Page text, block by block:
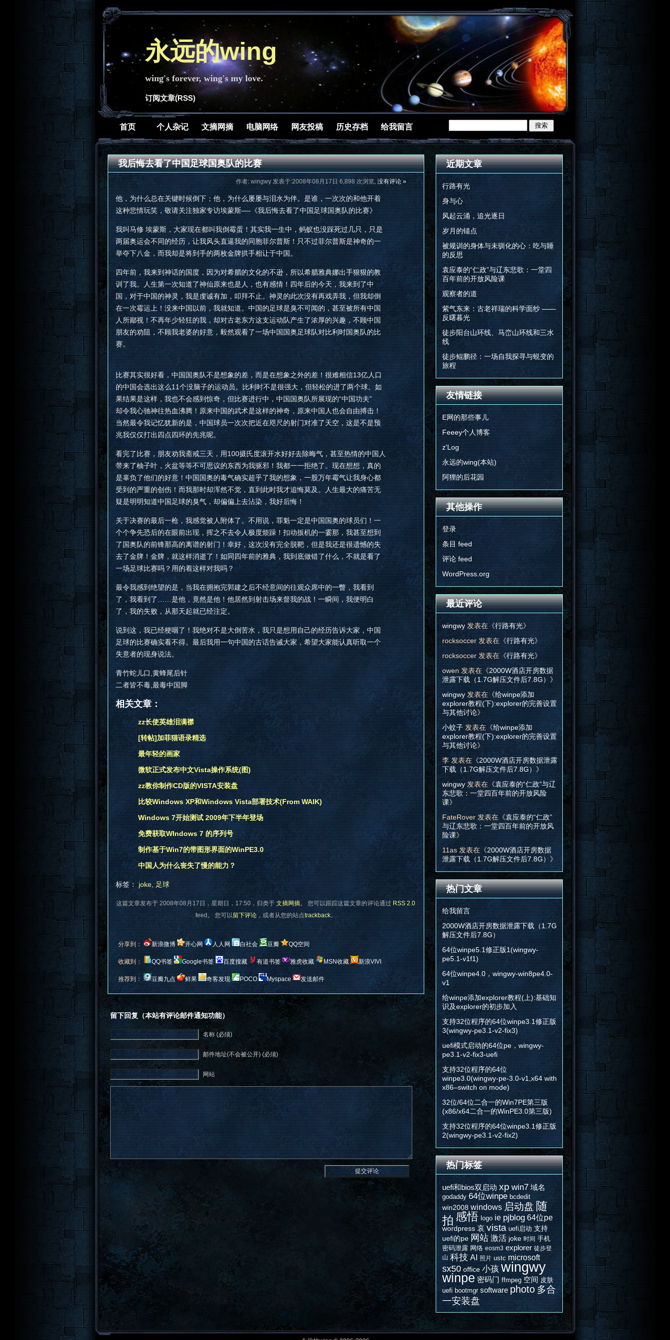
永远的wing
wing's forever, wing's my love.
订阅文章(RSS)
首页 个人杂记 文摘网摘 电脑网络 网友投稿 历史存档 给我留言
我后悔去看了中国足球国奥队的比赛
作者: wingwy 发表于:2008年08月17日 6,898 次浏览, 没有评论 »
他，为什么总在关键时候倒下；他，为什么屡屡与泪水为伴。是谁，一次次的和他开着
这种悲情玩笑，敬请关注独家专访埃蒙斯—-《我后悔去看了中国足球国奥队的比赛》
我叫马修 埃蒙斯，大家现在都叫我倒霉蛋！其实我一生中，蚂蚁也没踩死过几只，只是
两届奥运会不同的经历，让我风头直逼我的同胞菲尔普斯！只不过菲尔普斯是神奇的一
举夺下八金，而我却是将到手的两枚金牌拱手相让于中国。
四年前，我来到神话的国度，因为对希腊的文化的不逊，所以希腊雅典娜出手狠狠的教
训了我。人生第一次知道了神仙原来也是人，也有感情！四年后的今天，我来到了中
国，对于中国的神灵，我是虔诚有加，叩拜不止。神灵的此次没有再戏弄我，但我却倒
在一次霉运上！没来中国以前，我就知道。中国的足球是臭不可闻的，甚至被所有中国
人所鄙视！不再年少轻狂的我，却对古老东方这支运动队产生了浓厚的兴趣，不顾中国
朋友的劝阻，不顾我老婆的好意，毅然观看了一场中国国奥足球队对比利时国奥队的比
赛。
比赛其实很好看，中国国奥队不是想象的差，而是在想象之外的差！很难相信13亿人口
的中国会选出这么11个没脑子的运动员。比利时不是很强大，但轻松的进了两个球。如
果结果是这样，我也不会感到惊奇，但比赛进行中，中国国奥队所展现的“中国功夫”
却令我心驰神往热血沸腾！原来中国的武术是这样的神奇，原来中国人也会自由搏击！
当然最令我记忆犹新的是，中国球员一次次把近在咫尺的射门对准了天空，这是不是预
兆我仅仅打出四点四环的先兆呢。
看完了比赛，朋友劝我斋戒三天，用100摄氏度滚开水好好去除晦气，甚至热情的中国人
带来了柚子叶，火盆等等不可思议的东西为我驱邪！我都一一拒绝了。现在想想，真的
是辜负了他们的好意！中国国奥的毒气确实超乎了我的想象，一股万年霉气让我身心都
受到的严重的创伤！而我那时却浑然不觉，直到此时我才追悔莫及。人生最大的痛苦无
疑是明明知道中国足球的臭气，却偏偏上去沾染，我好后悔！
关于决赛的最后一枪，我感觉被人附体了。不用说，罪魁一定是中国国奥的球员们！一
个个争先恐后的在眼前出现，挥之不去令人极度烦躁！扣动扳机的一霎那，我甚至想到
了国奥队的前锋那高的离谱的射门！幸好，这次没有完全脱靶，但是我还是很遗憾的失
去了金牌！金牌，就这样消逝了！如同四年前的雅典，我到底做错了什么，不就是看了
一场足球比赛吗？用的着这样对我吗？
最令我感到绝望的是，当我在拥抱完郭建之后不经意间的往观众席中的一瞥，我看到
了，我看到了……是他，竟然是他！他居然到射击场来督我的战！一瞬间，我便明白
了，我的失败，从那天起就已经注定。
说到这，我已经梗咽了！我绝对不是大倒苦水，我只是想用自己的经历告诉大家，中国
足球的比赛确实看不得。最后我用一句中国的古话告诫大家，希望大家能认真听取一个
失意者的现身说法。
青竹蛇儿口,黄蜂尾后针
二者皆不毒,最毒中国脚
相关文章：
zz长使英雄泪满襟
[转帖]加菲猫语录精选
最年轻的画家
微软正式发布中文Vista操作系统(图)
zz教你制作CD版的VISTA安装盘
比较Windows XP和Windows Vista部署技术(From WAIK)
Windows 7开始测试 2009年下半年登场
免费获取WIndows 7 的序列号
制作基于Win7的带图形界面的WinPE3.0
中国人为什么丧失了慢的能力？
标签： joke, 足球
这篇文章发布于 2008年08月17日，星期日，17:50，归类于 文摘网摘。 您可以跟踪这篇文章的评论通过 RSS 2.0
feed。 您可以留下评论，或者从您的站点trackback。
分享到： 新浪微博 开心网 人人网 白社会 豆瓣 QQ空间
收藏到： QQ书签 Google书签 百度搜藏 有道书签 雅虎收藏 MSN收藏 新浪VIVI
推荐到： 豆瓣九点 鲜果 奇客发现 POCO Myspace 发送邮件
留下回复（本站有评论邮件通知功能）
名称 (必须)
邮件地址(不会被公开) (必须)
网站
近期文章
行路有光
身与心
风起云涌，追光逐日
岁月的锚点
被规训的身体与未驯化的心：吃与睡
的反思
袁应泰的“仁政”与辽东悲歌：一堂四
百年前的开放风险课
观察者的道
紫气东来：古老祥瑞的科学面纱 ——
反曙暮光
徒步阳台山环线、马峦山环线和三水
线
徒步鲲鹏径：一场自我探寻与蜕变的
旅程
友情链接
E网的那些事儿
Feeey个人博客
z'Log
永远的wing(本站)
阿狸的后花园
其他操作
登录
条目 feed
评论 feed
WordPress.org
最近评论
wingwy发表在《行路有光》
rocksoccer发表在《行路有光》
rocksoccer发表在《行路有光》
owen 发表在《2000W酒店开房数据
泄露下载（1.7G解压文件后7.8G） 》
wingwy发表在《给winpe添加
explorer教程(下):explorer的完善设置
与其他讨论》
小蚊子发表在《给winpe添加
explorer教程(下):explorer的完善设置
与其他讨论》
李发表在《2000W酒店开房数据泄露
下载（1.7G解压文件后7.8G） 》
wingwy发表在《袁应泰的“仁政”与辽
东悲歌：一堂四百年前的开放风险
课》
FateRover发表在《袁应泰的“仁政”
与辽东悲歌：一堂四百年前的开放风
险课》
11as发表在《2000W酒店开房数据
泄露下载（1.7G解压文件后7.8G） 》
热门文章
给我留言
2000W酒店开房数据泄露下载（1.7G
解压文件后7.8G）
64位winpe5.1修正版1(wingwy-
pe5.1-v1f1)
64位winpe4.0，wingwy-win8pe4.0-
v1
给winpe添加explorer教程(上):基础知
识及explorer的初步加入
支持32位程序的64位winpe3.1修正版
3(wingwy-pe3.1-v2-fix3)
uefi模式启动的64位pe，wingwy-
pe3.1-v2-fix3-uefi
支持32位程序的64位
winpe3.0(wingwy-pe-3.0-v1,x64 with
x86–switch on mode)
32位/64位二合一的Win7PE第三版
(x86/x64二合一的WinPE3.0第三版)
支持32位程序的64位winpe3.1修正版
2(wingwy-pe3.1-v2-fix2)
热门标签
uefi和bios双启动 xp win7 域名
godaddy 64位winpe bcdedit
win2008 windows 启动盘 随
拍 感悟 logo ie pjblog 64位pe
wordpress 哀 vista uefi启动 支持
uefi的pe 网站 激活 joke 时间 手机
密码泄露 网络 eosm3 explorer 徒步登
山 科技 AI 照片 ustc microsoft
sx50 office 小孩 wingwy
winpe 密码门 ffmpeg 空间 皮肤
uefi bootmgr software photo 多合
一安装盘